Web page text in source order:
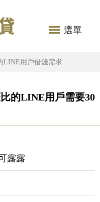
選單
LINE用戶借錢需求
的LINE用戶需要30
露露